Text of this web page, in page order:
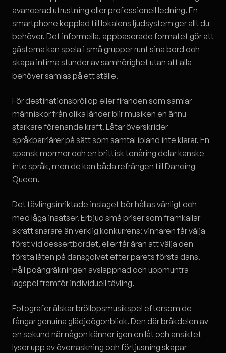
avancerad utrustning eller professionell ledning. En
smartphone kopplad till lokalens ljudsystem ger allt du
behöver. Det informella, appbaserade formatet gör att
gästerna kan spela i små grupper runt sina bord och
skapa intima stunder av samhörighet utan att alla
behöver samlas på ett ställe.
För destinationsbröllop eller firanden som samlar
människor från olika länder blir musiken en ännu
starkare förenande kraft. Låtar överskrider
språkbarriärer på sätt som samtal ibland inte klarar. En
spansk mormor och en brittisk tonåring delar kanske
inte språk, men de kan båda refrängen till Dancing
Queen.
Det tävlingsinriktade inslaget bör hållas vänligt och
med låga insatser. Erbjud små priser som framkallar
skratt snarare än verklig konkurrens: vinnaren får välja
först vid dessertbordet, eller får äran att välja den
första låten på dansgolvet efter parets första dans.
Håll poängräkningen avslappnad och uppmuntra
lagspel framför individuell tävling.
Fotografer älskar bröllopsmusikspel eftersom de
fångar genuina glädjeögonblick. Den där bråkdelen av
en sekund när någon känner igen en låt och ansiktet
lyser upp av överraskning och förtjusning skapar